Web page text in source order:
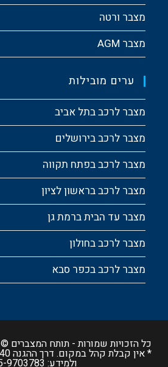
מצבר ורטה
מצבר AGM
ערים מובילות
מצבר לרכב בתל אביב
מצבר לרכב בירושלים
מצבר לרכב בפתח תקווה
מצבר לרכב בראשון לציון
מצבר עד הבית ברמת גן
מצבר לרכב בחולון
מצבר לרכב בכפר סבא
כל הזכויות שמורות - תותח המצברים
ולמידע: 9703783